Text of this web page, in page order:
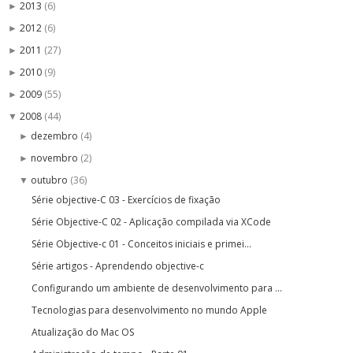
► 2013 (6)
► 2012 (6)
► 2011 (27)
► 2010 (9)
► 2009 (55)
▼ 2008 (44)
► dezembro (4)
► novembro (2)
▼ outubro (36)
Série objective-C 03 - Exercícios de fixação
Série Objective-C 02 - Aplicação compilada via XCode
Série Objective-c 01 - Conceitos iniciais e primei...
Série artigos - Aprendendo objective-c
Configurando um ambiente de desenvolvimento para ...
Tecnologias para desenvolvimento no mundo Apple
Atualização do Mac OS